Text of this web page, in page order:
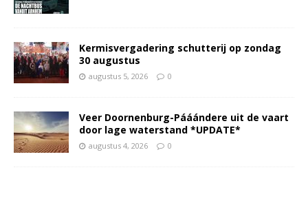
Kermisvergadering schutterij op zondag
30 augustus
augustus 5, 2026 0
Veer Doornenburg-Pááándere uit de vaart
door lage waterstand *UPDATE*
augustus 4, 2026 0